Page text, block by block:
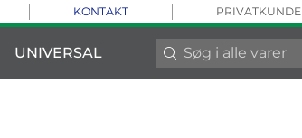
KONTAKT PRIVATKUNDE
UNIVERSAL